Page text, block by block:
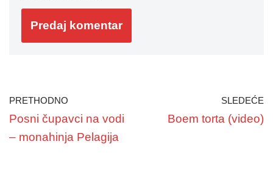
PRETHODNO
Posni čupavci na vodi
– monahinja Pelagija
SLEDEĆE
Boem torta (video)